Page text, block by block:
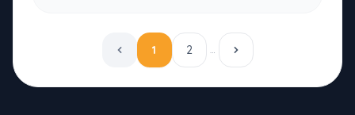
1 2 …